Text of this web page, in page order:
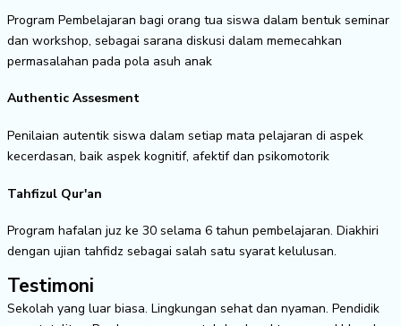
Program Pembelajaran bagi orang tua siswa dalam bentuk seminar
dan workshop, sebagai sarana diskusi dalam memecahkan
permasalahan pada pola asuh anak
Authentic Assesment
Penilaian autentik siswa dalam setiap mata pelajaran di aspek
kecerdasan, baik aspek kognitif, afektif dan psikomotorik
Tahfizul Qur'an
Program hafalan juz ke 30 selama 6 tahun pembelajaran. Diakhiri
dengan ujian tahfidz sebagai salah satu syarat kelulusan.
Testimoni
Sekolah yang luar biasa. Lingkungan sehat dan nyaman. Pendidik